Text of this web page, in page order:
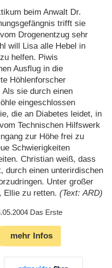
beim Anwalt Dr.
trifft sie
Drogenentzug sehr
will Lisa alle Hebel in
helfen. Piwis
Ausflug in die
Höhlenforscher
sie durch einen
eingeschlossen
die an Diabetes leidet, in
Technischen Hilfswerk
zur Höhe frei zu
Schwierigkeiten
Christian weiß, dass
durch einen unterirdischen
Unter großer
Ellie zu retten. (Text: ARD)
Das Erste
mehr Infos